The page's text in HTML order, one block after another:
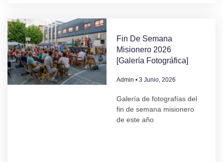
Fin De Semana
Misionero 2026
[Galería Fotográfica]
Admin 3 Junio, 2026
Galería de fotografías del
fin de semana misionero
de este año